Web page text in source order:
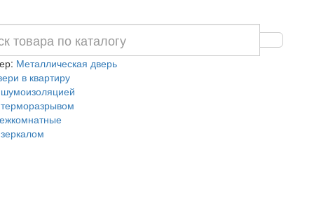
Металлическая дверь
в квартиру